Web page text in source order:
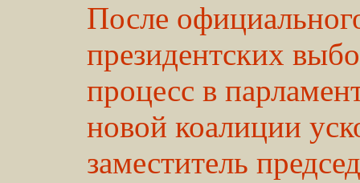
После
президентских
процесс в
новой коалиции
заместитель